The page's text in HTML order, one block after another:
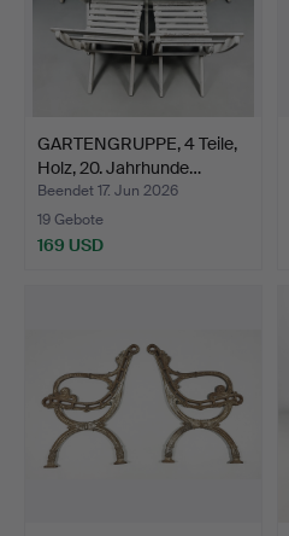
GARTENGRUPPE, 4 Teile,
Holz, 20. Jahrhunde…
Beendet 17. Jun 2026
19 Gebote
169 USD